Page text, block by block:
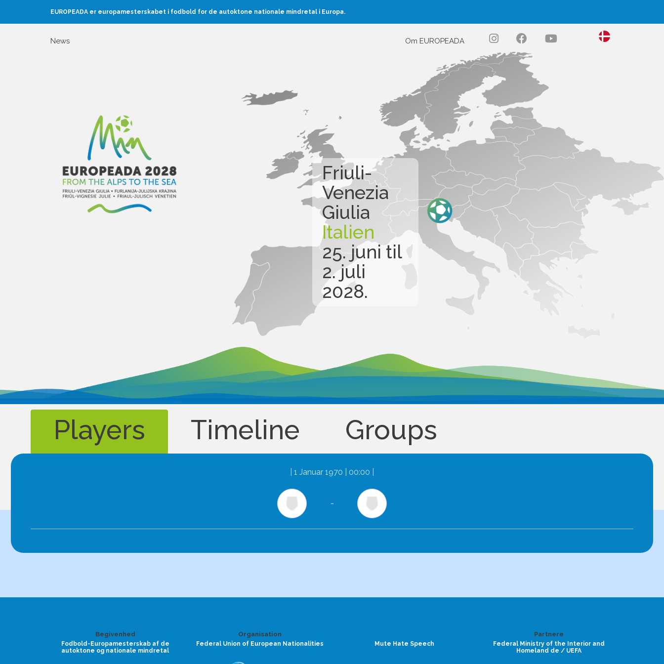
EUROPEADA er europamesterskabet i fodbold for de autoktone nationale mindretal i Europa.
News Om EUROPEADA
Friuli-
Venezia
Giulia
Italien
25. juni til
2. juli
2028.
Players Timeline Groups
1 Januar 1970 | 00:00
-
Begivenhed
Fodbold-Europamesterskab af de
autoktone og nationale mindretal
Organisation
Federal Union of European Nationalities Mute Hate Speech
Partnere
Federal Ministry of the Interior and
Homeland de / UEFA